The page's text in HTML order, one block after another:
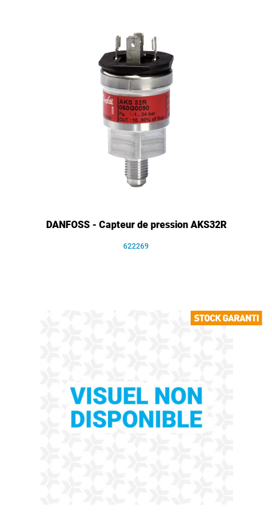
DANFOSS - Capteur de pression AKS32R
622269